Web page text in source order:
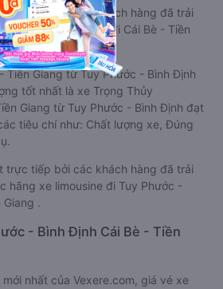
trực tiếp bởi các khách hàng đã trải
Phước - Bình Định đi Cái Bè - Tiền
Tiền Giang từ Tuy Phước - Bình Định
tốt nhất là xe Trọng Thủy
Giang từ Tuy Phước - Bình Định đạt
tiêu chí như: Chất lượng xe, Đúng
trực tiếp bởi các khách hàng đã trải
hãng xe limousine đi Tuy Phước -
.
- Bình Định Cái Bè - Tiền
nhất của Vexere.com, giá vé xe